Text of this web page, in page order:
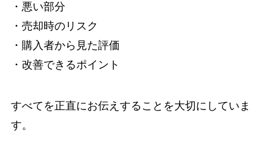
・悪い部分
・売却時のリスク
・購入者から見た評価
・改善できるポイント
すべてを正直にお伝えすることを大切にしていま
す。